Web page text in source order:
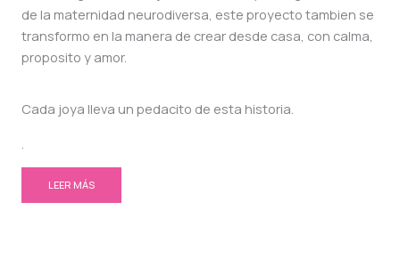
de la maternidad neurodiversa, este proyecto tambien se
transformo en la manera de crear desde casa, con calma,
proposito y amor.
Cada joya lleva un pedacito de esta historia.
.
LEER MÁS